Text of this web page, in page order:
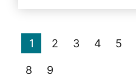
1 2 3 4 5
8 9